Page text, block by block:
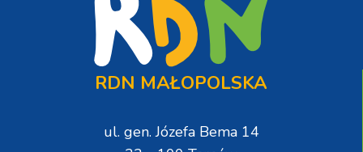
RDN MAŁOPOLSKA
ul. gen. Józefa Bema 14